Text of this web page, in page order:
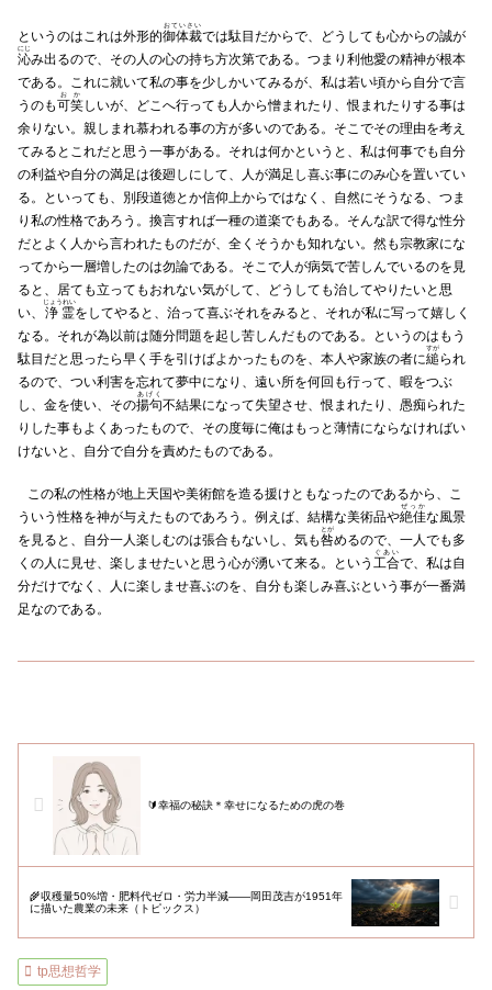
というのはこれは外形的御体裁
おていさい
では駄目だからで、どうしても心からの誠が
沁
にじ
み出るので、その人の心の持ち方次第である。つまり利他愛の精神が根本
である。これに就いて私の事を少しかいてみるが、私は若い頃から自分で言
うのも可笑
おか
しいが、どこへ行っても人から憎まれたり、恨まれたりする事は
余りない。親しまれ慕われる事の方が多いのである。そこでその理由を考え
てみるとこれだと思う一事がある。それは何かというと、私は何事でも自分
の利益や自分の満足は後廻しにして、人が満足し喜ぶ事にのみ心を置いてい
る。といっても、別段道徳とか信仰上からではなく、自然にそうなる、つま
り私の性格であろう。換言すれば一種の道楽でもある。そんな訳で得な性分
だとよく人から言われたものだが、全くそうかも知れない。然も宗教家にな
ってから一層増したのは勿論である。そこで人が病気で苦しんでいるのを見
ると、居ても立ってもおれない気がして、どうしても治してやりたいと思
い、 浄霊
じょうれい
をしてやると、治って喜ぶそれをみると、それが私に写って嬉しく
なる。それが為以前は随分問題を起し苦しんだものである。というのはもう
駄目だと思ったら早く手を引けばよかったものを、本人や家族の者に縋
すが
られ
るので、つい利害を忘れて夢中になり、遠い所を何回も行って、暇をつぶ
し、金を使い、その揚句
あげく
不結果になって失望させ、恨まれたり、愚痴られた
りした事もよくあったもので、その度毎に俺はもっと薄情にならなければい
けないと、自分で自分を責めたものである。
この私の性格が地上天国や美術館を造る援けともなったのであるから、こ
ういう性格を神が与えたものであろう。例えば、結構な美術品や絶佳
ぜっか
な風景
を見ると、自分一人楽しむのは張合もないし、気も咎
とが
めるので、一人でも多
くの人に見せ、楽しませたいと思う心が湧いて来る。という 工合
ぐあい
で、私は自
分だけでなく、人に楽しませ喜ぶのを、自分も楽しみ喜ぶという事が一番満
足なのである。
🔰幸福の秘訣＊幸せになるための虎の巻
🌾収穫量50%増・肥料代ゼロ・労力半減――岡田茂吉が1951年
に描いた農業の未来（トピックス）
tp思想哲学